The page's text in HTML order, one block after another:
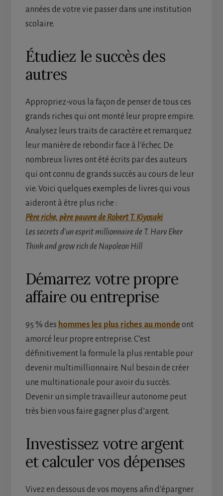
années de votre vie passer dans une institution
scolaire.
Étudiez le succès des
autres
Appropriez-vous la façon de penser de tous ces
grands riches qui ont monté leur propre empire.
Analysez leurs traits de caractère et remarquez
leur manière de rebondir face à l’échec. De
nombreux livres ont été écrits par des auteurs
qui ont connu de grands succès au cours de leur
vie. Voici quelques exemples de livres qui vous
aideront à être plus riche :
Père riche, père pauvre de Robert T. Kiyosaki
Les secrets d’un esprit millionnaire de T. Harv Eker
Think and grow rich de Napoleon Hill
Démarrez votre propre
affaire ou entreprise
95 % des hommes les plus riches au mondeont
amorcé leur propre entreprise. C’est
définitivement la formule la plus rentable pour
devenir multimillionnaire. Nul besoin de créer
une multinationale pour avoir du succès.
Devenir un simple travailleur autonome peut
très bien vous faire gagner plus d’argent.
Investissez votre argent
et calculer vos dépenses
Vivez en dessous de vos moyens afin d’épargner